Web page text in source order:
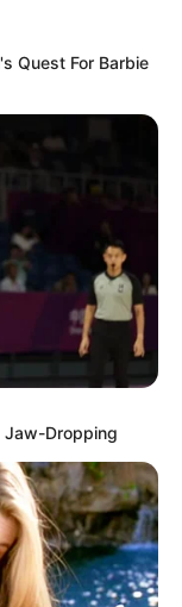
na lei de trânsito
precisam ficar
afeta
Quest For Barbie
Jaw-Dropping